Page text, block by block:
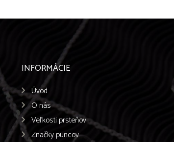
INFORMÁCIE
Úvod
O nás
Veľkosti prsteňov
Značky puncov